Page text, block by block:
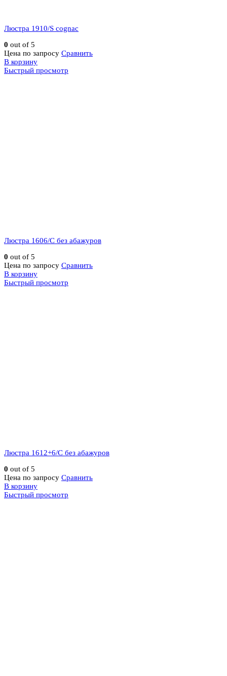
Люстра 1910/S cognac
0 out of 5
Цена по запросу Сравнить
В корзину
Быстрый просмотр
Люстра 1606/C без абажуров
0 out of 5
Цена по запросу Сравнить
В корзину
Быстрый просмотр
Люстра 1612+6/C без абажуров
0 out of 5
Цена по запросу Сравнить
В корзину
Быстрый просмотр